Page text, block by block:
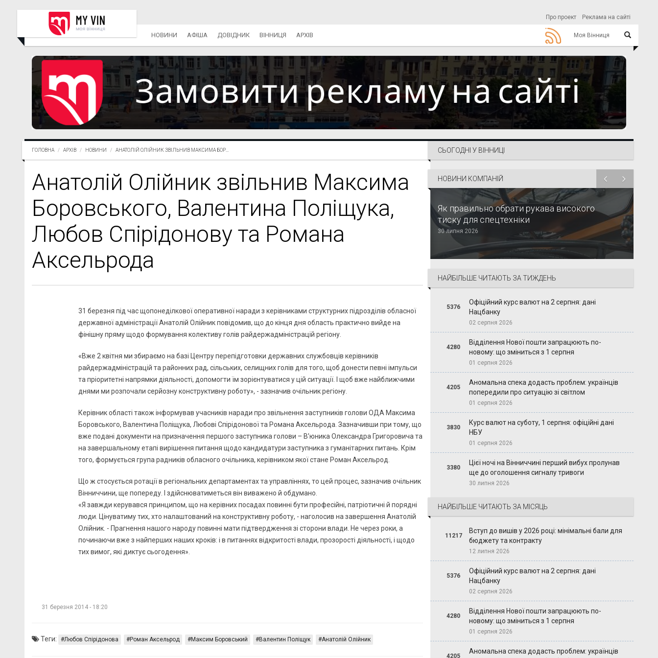
Про проект Реклама на сайті
Моя Вінниця
НОВИНИ АФІША ДОВІДНИК ВІННИЦЯ АРХІВ
ГОЛОВНА АРХІВ НОВИНИ АНАТОЛІЙ ОЛІЙНИК ЗВІЛЬНИВ МАКСИМА БОР...
Анатолій Олійник звільнив Максима
Боровського, Валентина Поліщука,
Любов Спірідонову та Романа
Аксельрода
31 березня під час щопонеділкової оперативної наради з керівниками структурних підрозділів обласної
державної адміністрації Анатолій Олійник повідомив, що до кінця дня область практично вийде на
фінішну пряму щодо формування колективу голів райдержадміністрацій регіону.
«Вже 2 квітня ми збираємо на базі Центру перепідготовки державних службовців керівників
райдержадміністрацій та районних рад, сільських, селищних голів для того, щоб донести певні імпульси
та пріоритетні напрямки діяльності, допомогти їм зорієнтуватися у цій ситуації. І щоб вже найближчими
днями ми розпочали серйозну конструктивну роботу», - зазначив очільник регіону.
Керівник області також інформував учасників наради про звільнення заступників голови ОДА Максима
Боровського, Валентина Поліщука, Любові Спірідонової та Романа Аксельрода. Зазначивши при тому, що
вже подані документи на призначення першого заступника голови – В’юника Олександра Григоровича та
на завершальному етапі вирішення питання щодо кандидатури заступника з гуманітарних питань. Крім
того, формується група радників обласного очільника, керівником якої стане Роман Аксельрод.
Що ж стосується ротації в регіональних департаментах та управліннях, то цей процес, зазначив очільник
Вінниччини, ще попереду. І здійснюватиметься він виважено й обдумано.
«Я завжди керувався принципом, що на керівних посадах повинні бути професійні, патріотичні й порядні
люди. Цінуватиму тих, хто налаштований на конструктивну роботу, - наголосив на завершення Анатолій
Олійник. - Прагнення нашого народу повинні мати підтвердження зі сторони влади. Не через роки, а
починаючи вже з найперших наших кроків: і в питаннях відкритості влади, прозорості діяльності, і щодо
тих вимог, які диктує сьогодення».
31 березня 2014 - 18:20
Теги: Любов Спірідонова Роман Аксельрод Максим Боровський Валентин Поліщук Анатолій Олійник
СЬОГОДНІ У ВІННИЦІ
НОВИНИ КОМПАНІЙ
Як правильно обрати рукава високого
тиску для спецтехніки
30 липня 2026
НАЙБІЛЬШЕ ЧИТАЮТЬ ЗА ТИЖДЕНЬ
5376
Офіційний курс валют на 2 серпня: дані
Нацбанку
02 серпня 2026
4280
Відділення Нової пошти запрацюють по-
новому: що зміниться з 1 серпня
01 серпня 2026
4205
Аномальна спека додасть проблем: українців
попередили про ситуацію зі світлом
01 серпня 2026
3830
Курс валют на суботу, 1 серпня: офіційні дані
НБУ
01 серпня 2026
3380
Цієї ночі на Вінниччині перший вибух пролунав
ще до оголошення сигналу тривоги
30 липня 2026
НАЙБІЛЬШЕ ЧИТАЮТЬ ЗА МІСЯЦЬ
11217
Вступ до вишів у 2026 році: мінімальні бали для
бюджету та контракту
12 липня 2026
5376
Офіційний курс валют на 2 серпня: дані
Нацбанку
02 серпня 2026
4280
Відділення Нової пошти запрацюють по-
новому: що зміниться з 1 серпня
01 серпня 2026
4205
Аномальна спека додасть проблем: українців